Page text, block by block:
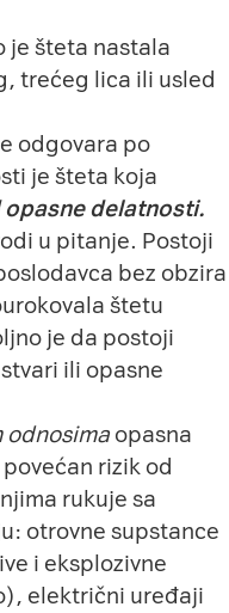
je šteta nastala
trećeg lica ili usled
odgovara po
je šteta koja
delatnosti.
u pitanje. Postoji
bez obzira
štetu
je da postoji
ili opasne
odnosima opasna
rizik od
rukuje sa
otrovne supstance
i eksplozivne
električni uređaji